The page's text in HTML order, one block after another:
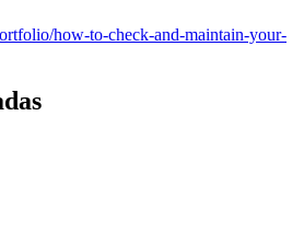
how-to-check-and-maintain-your-